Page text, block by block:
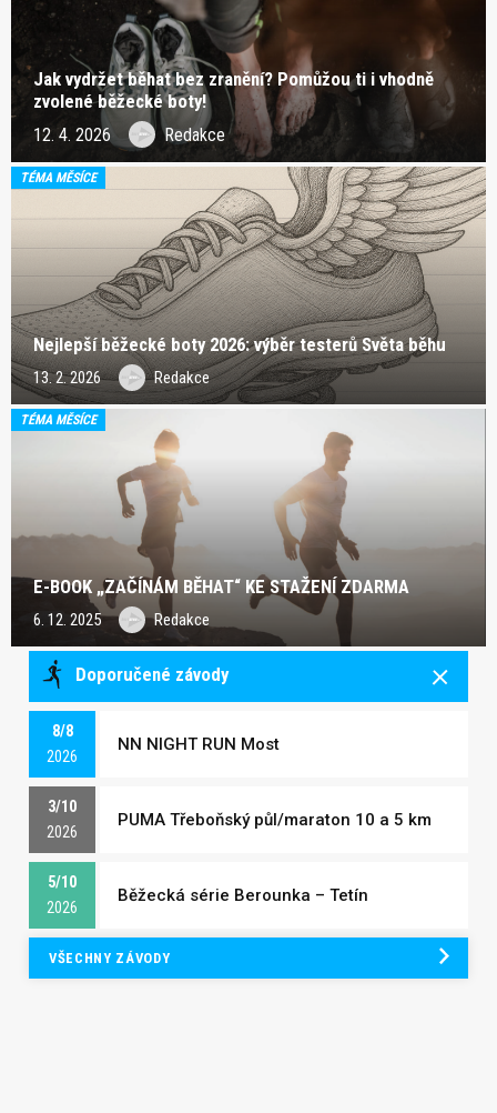
Jak vydržet běhat bez zranění? Pomůžou ti i vhodně
zvolené běžecké boty!
12. 4. 2026 Redakce
TÉMA MĚSÍCE
Nejlepší běžecké boty 2026: výběr testerů Světa běhu
13. 2. 2026 Redakce
TÉMA MĚSÍCE
E-BOOK „ZAČÍNÁM BĚHAT“ KE STAŽENÍ ZDARMA
6. 12. 2025 Redakce
Doporučené závody
8/8
2026
NN NIGHT RUN Most
3/10
2026
PUMA Třeboňský půl/maraton 10 a 5 km
5/10
2026
Běžecká série Berounka – Tetín
VŠECHNY ZÁVODY